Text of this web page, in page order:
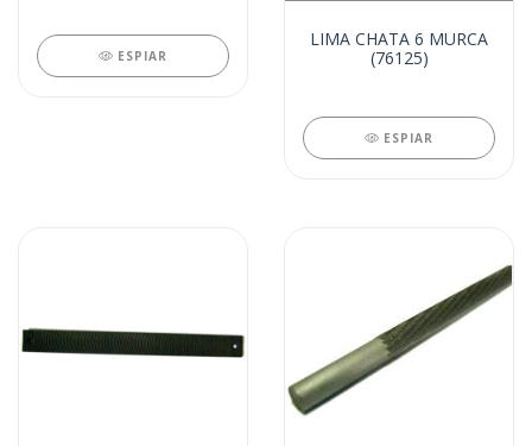
ESPIAR
LIMA CHATA 6 MURCA
(76125)
ESPIAR